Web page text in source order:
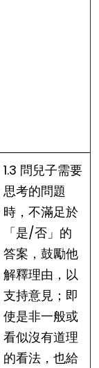
1.3 問兒子需要
思考的問題
時，不滿足於
「是/否」的
答案，鼓勵他
解釋理由，以
支持意見；即
使是非一般或
看似沒有道理
的看法，也給